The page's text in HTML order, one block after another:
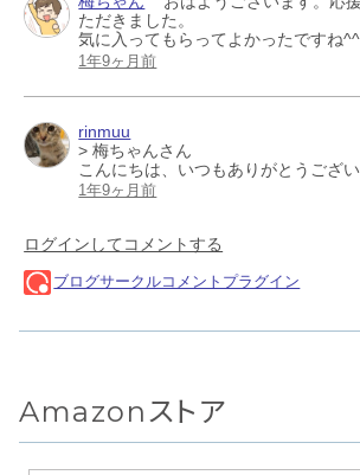
Amazonストア